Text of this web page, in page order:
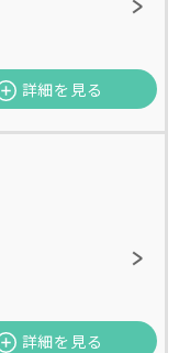
詳細を見る
詳細を見る